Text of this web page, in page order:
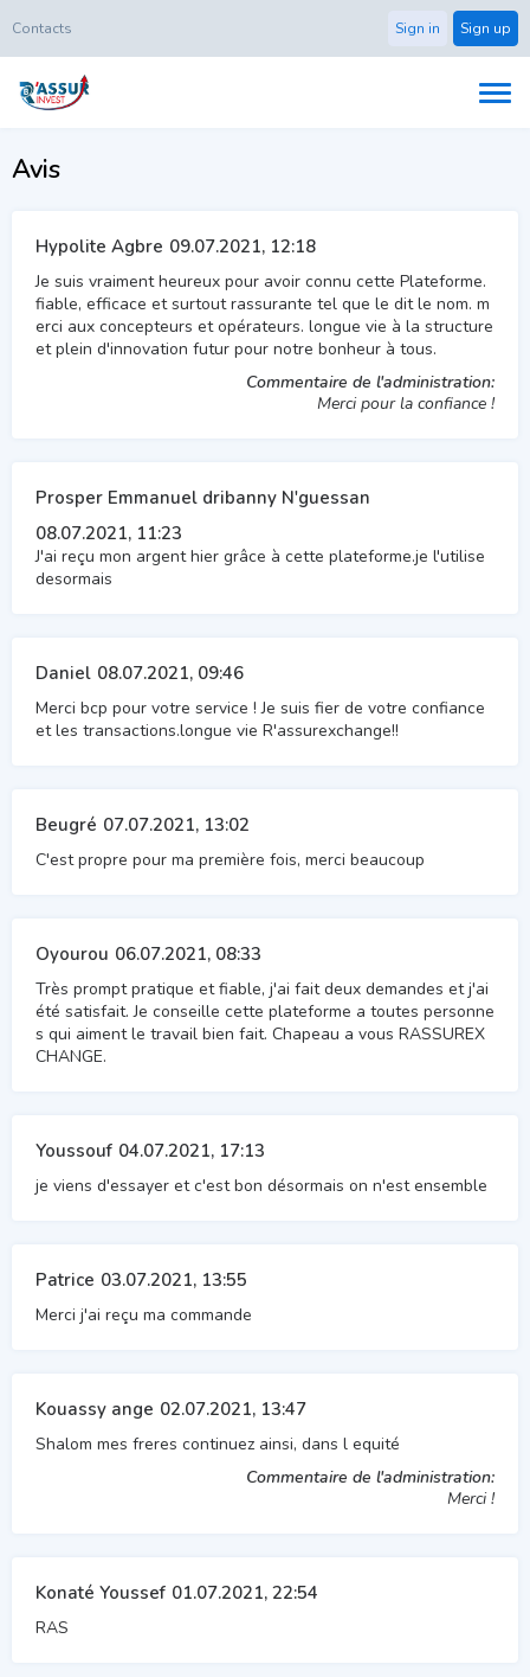
Contacts Sign up
Sign in
Avis
Hypolite Agbre 09.07.2021, 12:18
Je suis vraiment heureux pour avoir connu cette Plateforme.
fiable, efficace et surtout rassurante tel que le dit le nom. m
erci aux concepteurs et opérateurs. longue vie à la structure
et plein d'innovation futur pour notre bonheur à tous.
Commentaire de l'administration:
Merci pour la confiance !
Prosper Emmanuel dribanny N'guessan
08.07.2021, 11:23
J'ai reçu mon argent hier grâce à cette plateforme.je l'utilise
desormais
Daniel 08.07.2021, 09:46
Merci bcp pour votre service ! Je suis fier de votre confiance
et les transactions.longue vie R'assurexchange!!
Beugré 07.07.2021, 13:02
C'est propre pour ma première fois, merci beaucoup
Oyourou 06.07.2021, 08:33
Très prompt pratique et fiable, j'ai fait deux demandes et j'ai
été satisfait. Je conseille cette plateforme a toutes personne
s qui aiment le travail bien fait. Chapeau a vous RASSUREX
CHANGE.
Youssouf 04.07.2021, 17:13
je viens d'essayer et c'est bon désormais on n'est ensemble
Patrice 03.07.2021, 13:55
Merci j'ai reçu ma commande
Kouassy ange 02.07.2021, 13:47
Shalom mes freres continuez ainsi, dans l equité
Commentaire de l'administration:
Merci !
Konaté Youssef 01.07.2021, 22:54
RAS